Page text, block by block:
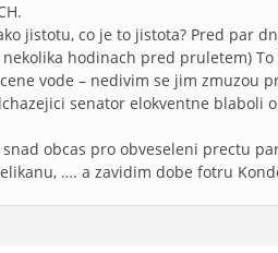
jistotu, co je to jistota? Pred par
hodinach pred pruletem)
vode – nedivim se jim zmuzou
senator elokventne
obcas pro obveseleni prectu
…. a zavidim dobe fotru